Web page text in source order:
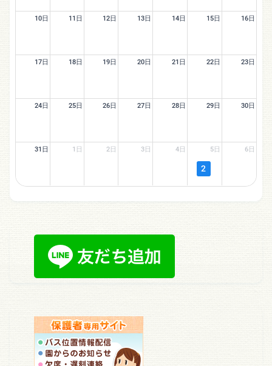
10日 11日 12日 13日 14日 15日 16日
17日 18日 19日 20日 21日 22日 23日
24日 25日 26日 27日 28日 29日 30日
31日 1日 2日 3日 4日 5日
2
6日